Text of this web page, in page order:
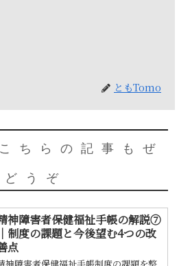
ともTomo
こちらの記事もぜ
どうぞ
神障害者保健福祉手帳の解説⑦
｜制度の課題と今後望む4つの改
点